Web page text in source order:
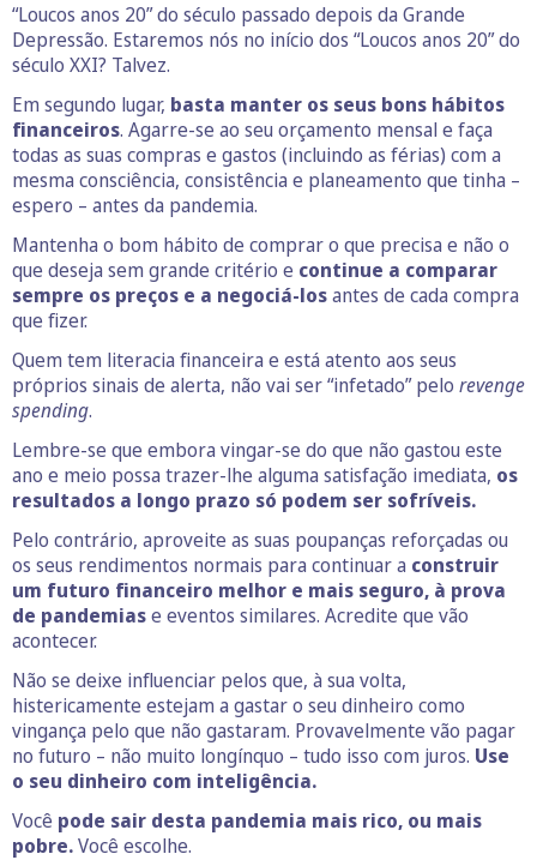
“Loucos anos 20” do século passado depois da Grande
Depressão. Estaremos nós no início dos “Loucos anos 20” do
século XXI? Talvez.
Em segundo lugar, basta manter os seus bons hábitos
financeiros. Agarre-se ao seu orçamento mensal e faça
todas as suas compras e gastos (incluindo as férias) com a
mesma consciência, consistência e planeamento que tinha –
espero – antes da pandemia.
Mantenha o bom hábito de comprar o que precisa e não o
que deseja sem grande critério e continue a comparar
sempre os preços e a negociá-losantes de cada compra
que fizer.
Quem tem literacia financeira e está atento aos seus
próprios sinais de alerta, não vai ser “infetado” pelo revenge
spending.
Lembre-se que embora vingar-se do que não gastou este
ano e meio possa trazer-lhe alguma satisfação imediata, os
resultados a longo prazo só podem ser sofríveis.
Pelo contrário, aproveite as suas poupanças reforçadas ou
os seus rendimentos normais para continuar a construir
um futuro financeiro melhor e mais seguro, à prova
de pandemiase eventos similares. Acredite que vão
acontecer.
Não se deixe influenciar pelos que, à sua volta,
histericamente estejam a gastar o seu dinheiro como
vingança pelo que não gastaram. Provavelmente vão pagar
no futuro – não muito longínquo – tudo isso com juros. Use
o seu dinheiro com inteligência.
Você pode sair desta pandemia mais rico, ou mais
pobre.Você escolhe.